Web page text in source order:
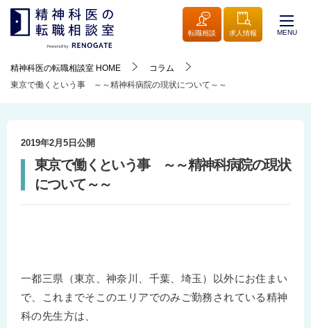
転職相談 求人情報 MENU
精神科医の転職相談室 HOME
コラム
東京で働くという事 ～～精神科病院の現状について～～
2019年2月5日 公開
東京で働くという事 ～～精神科病院の現状
について～～
一都三県（東京、神奈川、千葉、埼玉）以外にお住まい
で、これまでそこのエリアでのみご勤務されている精神
科の先生方は、